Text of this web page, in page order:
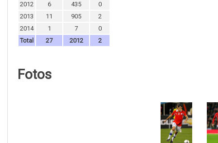
2012
6 435
0
2013
11 905
2
2014
1 7
0
Total
27 2012 2
Fotos